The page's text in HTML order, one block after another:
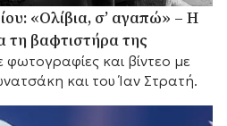
«Ολίβια, σ’ αγαπώ» – Η
τη βαφτιστήρα της
και βίντεο με
και του Ίαν Στρατή.